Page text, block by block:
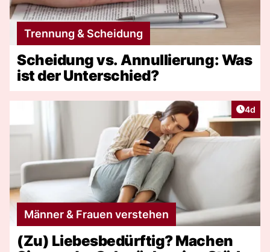
Trennung & Scheidung
Scheidung vs. Annullierung: Was
ist der Unterschied?
4d
Männer & Frauen verstehen
(Zu) Liebesbedürftig? Machen